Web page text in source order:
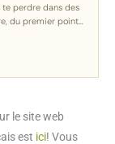
te perdre dans des
du premier point
le site web
est ici! Vous